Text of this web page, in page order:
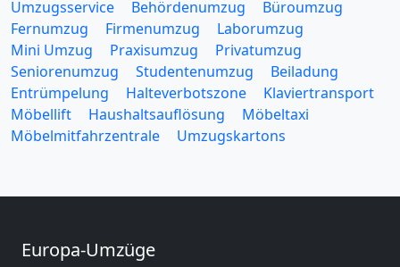
Umzugsservice Behördenumzug
Büroumzug
Fernumzug
Firmenumzug
Laborumzug
Mini Umzug
Praxisumzug
Privatumzug
Seniorenumzug
Studentenumzug
Beiladung
Entrümpelung
Halteverbotszone
Klaviertransport
Möbellift
Haushaltsauflösung
Möbeltaxi
Möbelmitfahrzentrale
Umzugskartons
Europa-Umzüge